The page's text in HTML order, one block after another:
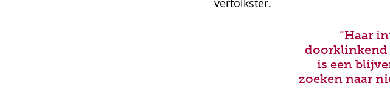
vertolkster.
“Haar
doorklinkend
is een
zoeken naar